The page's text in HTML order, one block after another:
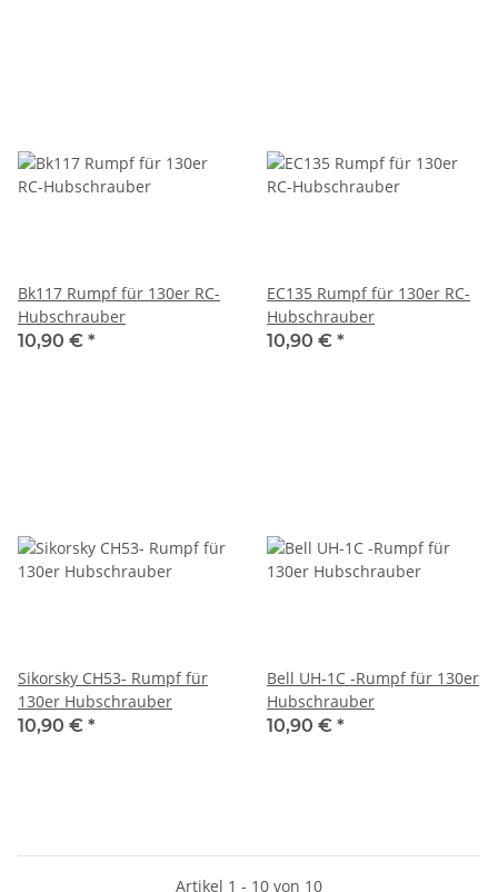
Bk117 Rumpf für 130er RC-
Hubschrauber
10,90 € *
EC135 Rumpf für 130er RC-
Hubschrauber
10,90 € *
Sikorsky CH53- Rumpf für
130er Hubschrauber
10,90 € *
Bell UH-1C -Rumpf für 130er
Hubschrauber
10,90 € *
Artikel 1 - 10 von 10